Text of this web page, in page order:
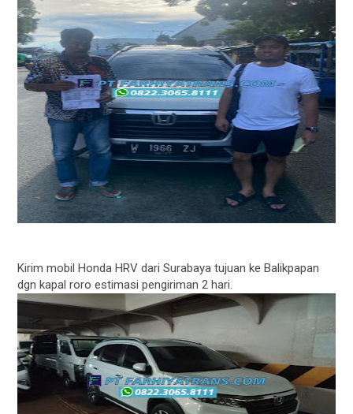
Kirim mobil Honda HRV dari Surabaya tujuan ke Balikpapan
dgn kapal roro estimasi pengiriman 2 hari.